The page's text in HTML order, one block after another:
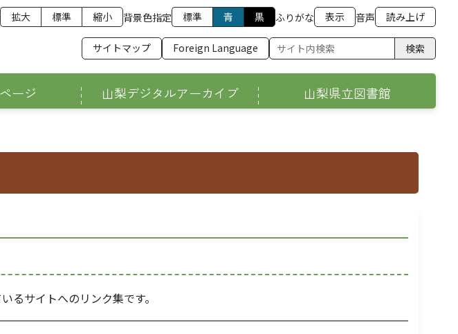
拡大 標準 縮小 背景色指定 標準 青 黒 ふりがな 表示 音声 読み上げ
サイトマップ Foreign Language 検索
ージ 山梨デジタルアーカイブ 山梨県立図書館
るサイトへのリンク集です。